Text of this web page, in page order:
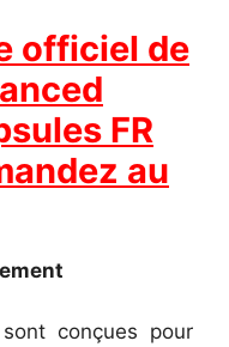
officiel de
FR
au
conçues pour